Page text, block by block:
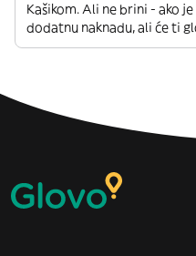
Kašikom. Ali ne brini - ako
dodatnu naknadu, ali će ti